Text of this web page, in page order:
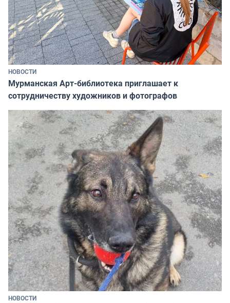
НОВОСТИ
Мурманская Арт-библиотека приглашает к
сотрудничеству художников и фотографов
НОВОСТИ